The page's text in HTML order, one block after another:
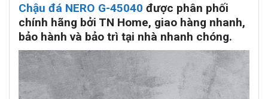
Chậu đá NERO G-45040 được phân phối
chính hãng bởi TN Home, giao hàng nhanh,
bảo hành và bảo trì tại nhà nhanh chóng.